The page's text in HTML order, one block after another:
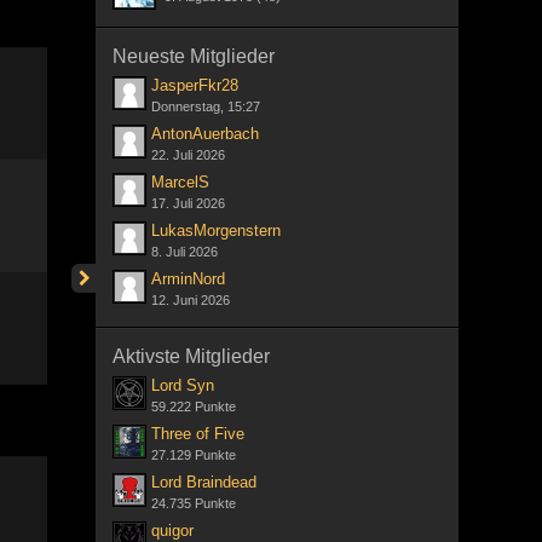
Neueste Mitglieder
JasperFkr28
Donnerstag, 15:27
AntonAuerbach
22. Juli 2026
MarcelS
17. Juli 2026
LukasMorgenstern
8. Juli 2026
ArminNord
12. Juni 2026
Aktivste Mitglieder
Lord Syn
59.222 Punkte
Three of Five
27.129 Punkte
Lord Braindead
24.735 Punkte
quigor